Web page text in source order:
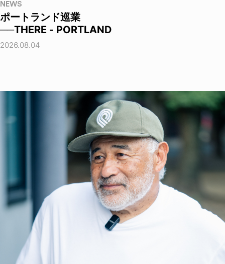
NEWS
ポートランド巡業
──THERE - PORTLAND
2026.08.04